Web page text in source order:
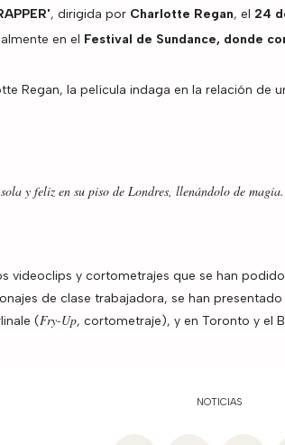
, dirigida por Charlotte Regan, el 24
en el Festival de Sundance, donde
Regan, la película indaga en la relación de
y feliz en su piso de Londres, llenándolo de
videoclips y cortometrajes que se han
de clase trabajadora, se han
(Fry-Up, cortometraje), y en Toronto y el
NOTICIAS